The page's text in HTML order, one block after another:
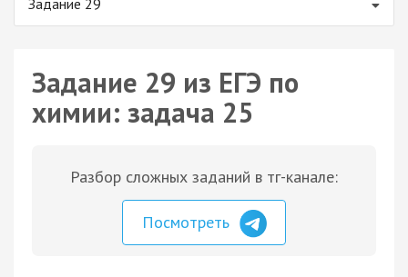
Задание 29
Задание 29 из ЕГЭ по
химии: задача 25
Разбор сложных заданий в тг-канале:
Посмотреть